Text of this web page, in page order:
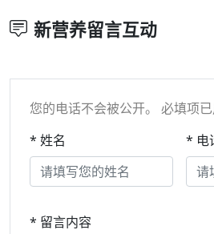
新营养留言互动
您的电话不会被公开。 必填项
* 姓名
* 电
* 留言内容